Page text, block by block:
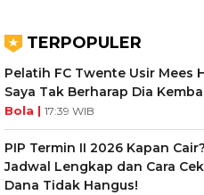
TERPOPULER
Pelatih FC Twente Usir Mees
Saya Tak Berharap Dia
Bola | 17:39 WIB
PIP Termin II 2026 Kapan
Jadwal Lengkap dan Cara
Dana Tidak Hangus!